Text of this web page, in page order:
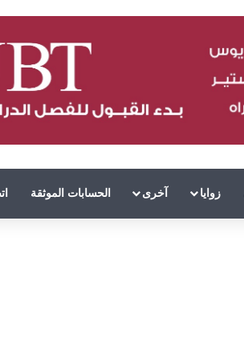
زوايا آخرى الحسابات الموثقة